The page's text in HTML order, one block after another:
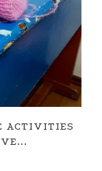
ACTIVITIES